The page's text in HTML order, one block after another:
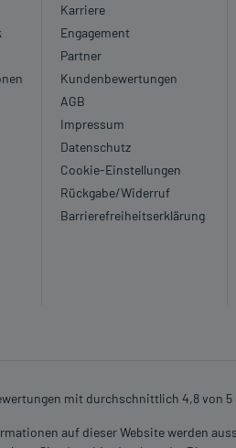
Karriere
Engagement
Partner
Kundenbewertungen
AGB
Impressum
Datenschutz
Cookie-Einstellungen
Rückgabe/Widerruf
Barrierefreiheitserklärung
mit durchschnittlich 4,8 von 5
auf dieser Website werden